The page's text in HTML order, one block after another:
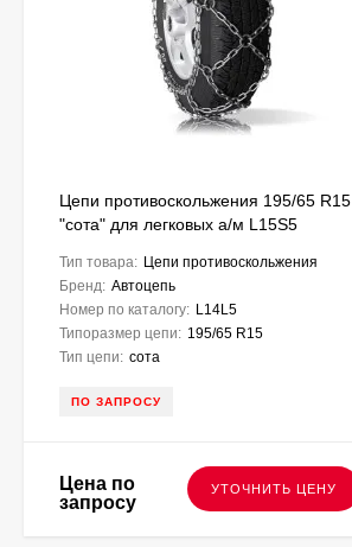
Цепи противоскольжения 195/65 R15
"сота" для легковых а/м L15S5
Тип товара: Цепи противоскольжения
Бренд: Автоцепь
Номер по каталогу: L14L5
Типоразмер цепи: 195/65 R15
Тип цепи: сота
ПО ЗАПРОСУ
Цена по
запросу
УТОЧНИТЬ ЦЕНУ